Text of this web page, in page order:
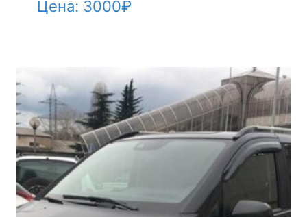
Цена: 3000₽